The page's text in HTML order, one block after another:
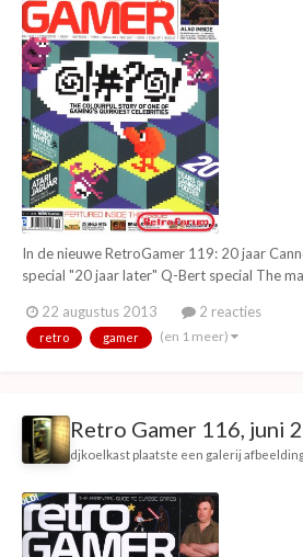
In de nieuwe RetroGamer 119: 20 jaar
special "20 jaar later" Q-Bert special The
making of: Deactivators Top 25 SNES
Zeppelin Games (Zybex, Stack up,...
22 augustus 2013 2 reacties
retro gamer (en 1 meer)
Retro Gamer 116, juni
djkoelkast plaatste een galerij